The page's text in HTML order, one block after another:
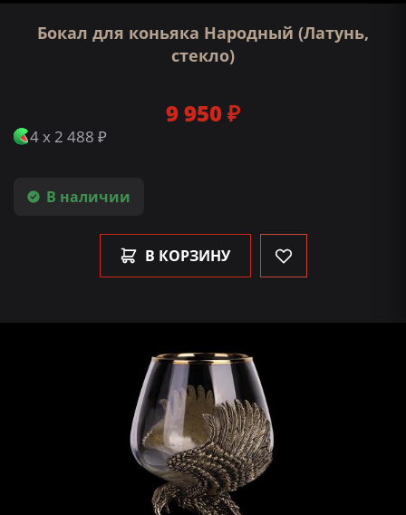
Бокал для коньяка Народный (Латунь,
стекло)
В наличии
9 950 ₽
4 x 2 488 ₽
В КОРЗИНУ